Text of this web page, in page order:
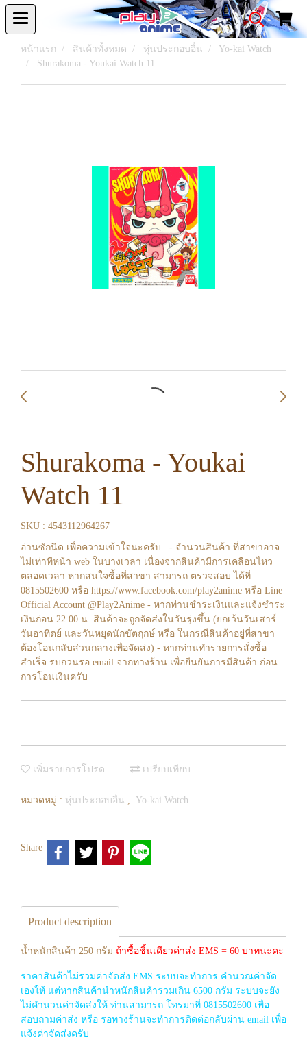
หน้าแรก สินค้าทั้งหมด หุ่นประกอบอื่น
Yo-kai Watch
Shurakoma - Youkai Watch 11
Shurakoma - Youkai
Watch 11
SKU : 4543112964267
อ่านซักนิด เพื่อความเข้าใจนะครับ : - จำนวนสินค้า ที่สาขาอาจ
ไม่เท่าทีหน้า web ในบางเวลา เนื่องจากสินค้ามีการเคลือนไหว
ตลอดเวลา หากสนใจซื้อที่สาขา สามารถ ตรวจสอบ ได้ที่
0815502600 หรือ https://www.facebook.com/play2anime หรือ Line
Official Account @Play2Anime - หากท่านชำระเงินและแจ้งชำระ
เงินก่อน 22.00 น. สินค้าจะถูกจัดส่งในวันรุ่งขึ้น (ยกเว้นวันเสาร์
วันอาทิตย์ และวันหยุดนักขัตฤกษ์ หรือ ในกรณีสินค้าอยู่ที่สาขา
ต้องโอนกลับส่วนกลางเพื่อจัดส่ง) - หากท่านทำรายการสั่งซื้อ
สำเร็จ รบกวนรอ email จากทางร้าน เพื่อยืนยันการมีสินค้า ก่อน
การโอนเงินครับ
เพิ่มรายการโปรด เปรียบเทียบ
หมวดหมู่ : หุ่นประกอบอื่น , Yo-kai Watch
Share
Product description
น้ำหนักสินค้า 250 กรัม ถ้าซื้อชิ้นเดียวค่าส่ง EMS = 60 บาทนะคะ
ราคาสินค้าไม่รวมค่าจัดส่ง EMS ระบบจะทำการ คำนวณค่าจัด
เองให้ แต่หากสินค้านำหนักสินค้ารวมเกิน 6500 กรัม ระบบจะยัง
ไม่คำนวนค่าจัดส่งให้ ท่านสามารถ โทรมาที่ 0815502600 เพื่อ
สอบถามค่าส่ง หรือ รอทางร้านจะทำการติดต่อกลับผ่าน email เพื่อ
แจ้งค่าจัดส่งครับ